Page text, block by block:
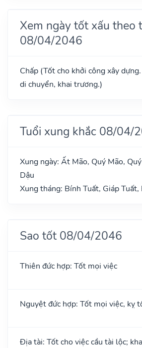
Xem ngày tốt xấu theo
08/04/2046
Chấp (Tốt cho khởi công xây
di chuyển, khai trương.)
Tuổi xung khắc 08/04/
Xung ngày: Ất Mão, Quý Mão,
Dậu
Xung tháng: Bính Tuất, Giáp Tuất,
Sao tốt 08/04/2046
Thiên đức hợp: Tốt mọi việc
Nguyệt đức hợp: Tốt mọi việc, kỵ
Địa tài: Tốt cho việc cầu tài lộc;